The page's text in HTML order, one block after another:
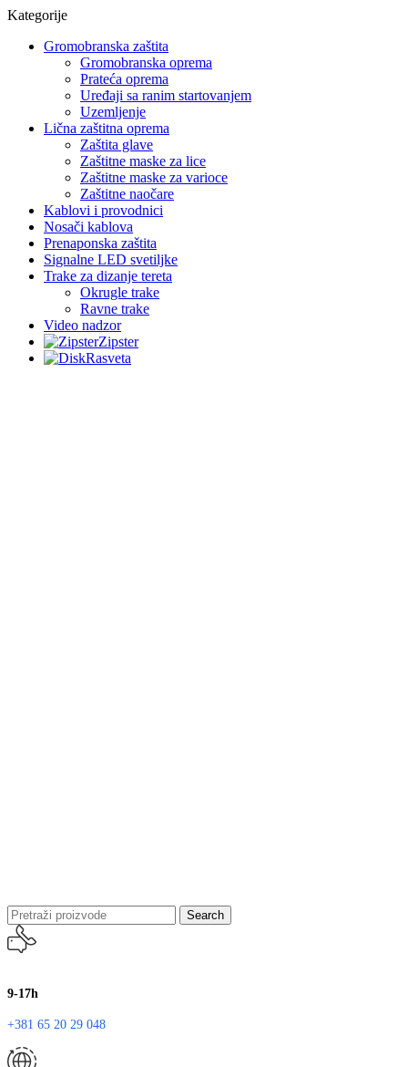
Kategorije
Gromobranska zaštita
Gromobranska oprema
Prateća oprema
Uređaji sa ranim startovanjem
Uzemljenje
Lična zaštitna oprema
Zaštita glave
Zaštitne maske za lice
Zaštitne maske za varioce
Zaštitne naočare
Kablovi i provodnici
Nosači kablova
Prenaponska zaštita
Signalne LED svetiljke
Trake za dizanje tereta
Okrugle trake
Ravne trake
Video nadzor
Zipster
Rasveta
Search
9-17h
+381 65 20 29 048